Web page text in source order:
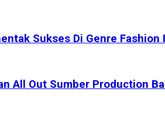
Sukses Di Genre Fashion
All Out Sumber Production